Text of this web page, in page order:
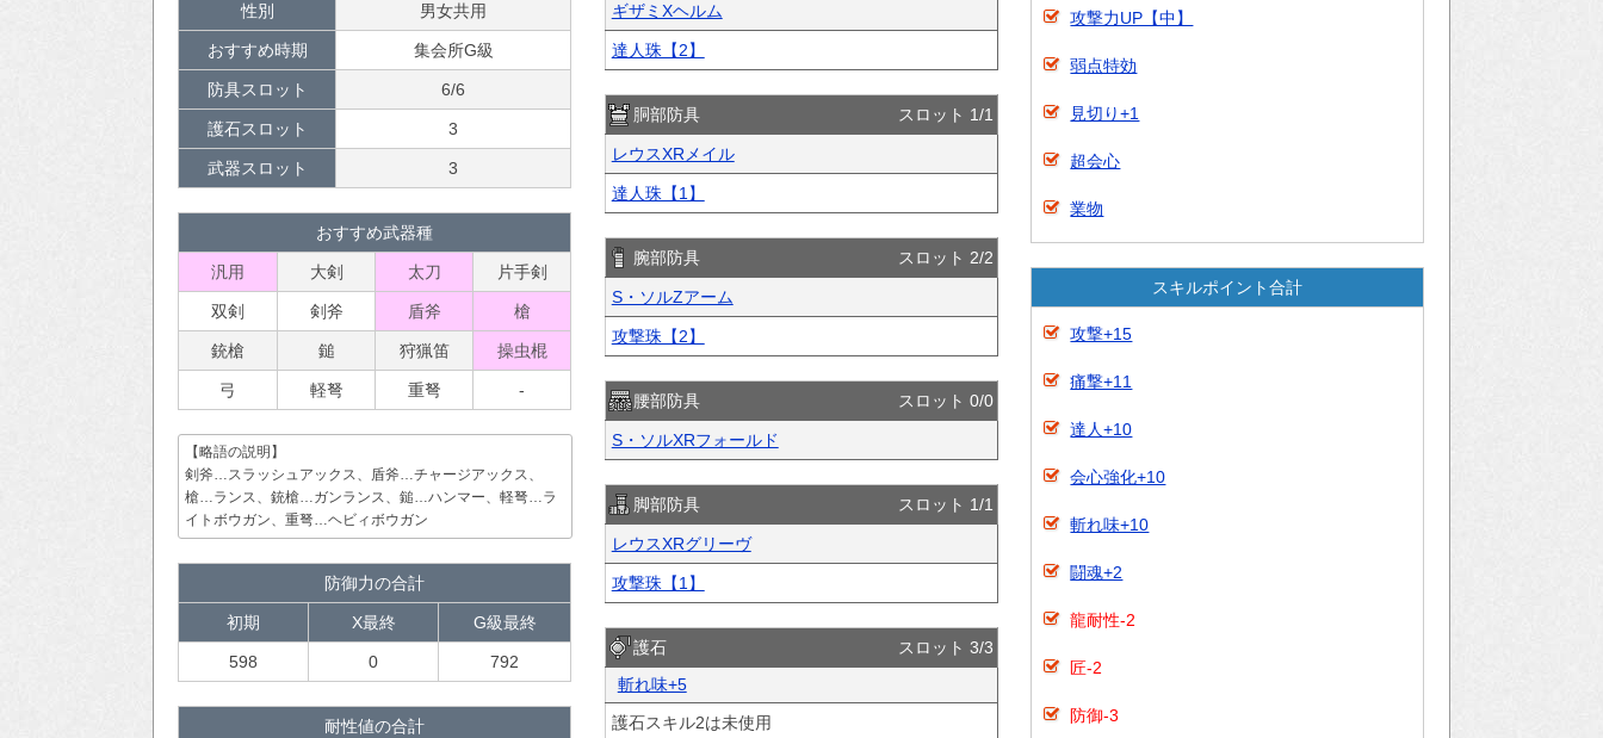
性別 男女共用
おすすめ時期 集会所G級
防具スロット 6/6
護石スロット 3
武器スロット 3
おすすめ武器種
汎用 大剣 太刀 片手剣
双剣 剣斧 盾斧 槍
銃槍 鎚 狩猟笛 操虫棍
弓 軽弩 重弩 -
【略語の説明】
剣斧…スラッシュアックス、盾斧…チャージアックス、
槍…ランス、銃槍…ガンランス、鎚…ハンマー、軽弩…ラ
イトボウガン、重弩…ヘビィボウガン
防御力の合計
初期 X最終 G級最終
598 0 792
耐性値の合計
ギザミXヘルム
達人珠【2】
胴部防具 スロット 1/1
レウスXRメイル
達人珠【1】
腕部防具 スロット 2/2
S・ソルZアーム
攻撃珠【2】
腰部防具 スロット 0/0
S・ソルXRフォールド
脚部防具 スロット 1/1
レウスXRグリーヴ
攻撃珠【1】
護石
スロット 3/3
斬れ味+5
護石スキル2は未使用
攻撃力UP【中】
弱点特効
見切り+1
超会心
業物
スキルポイント合計
攻撃+15
痛撃+11
達人+10
会心強化+10
斬れ味+10
闘魂+2
龍耐性-2
匠-2
防御-3